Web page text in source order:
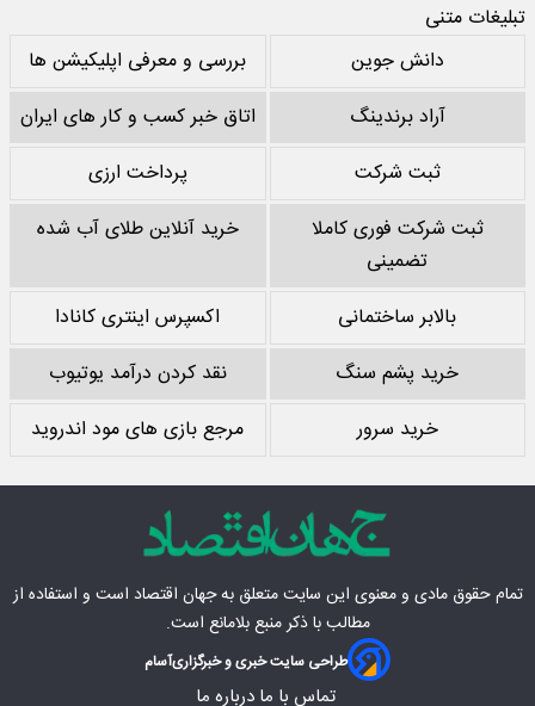
تبلیغات متنی
دانش جوین
بررسی و معرفی اپلیکیشن ها
آراد برندینگ
اتاق خبر کسب و کار های ایران
ثبت شرکت
پرداخت ارزی
ثبت شرکت فوری کاملا
تضمینی
خرید آنلاین طلای آب شده
بالابر ساختمانی
اکسپرس اینتری کانادا
خرید پشم سنگ
نقد کردن درآمد یوتیوب
خرید سرور
مرجع بازی های مود اندروید
تمام حقوق مادی‌ و معنوی این سایت متعلق بهجهان اقتصاد است و استفاده از
مطالب با ذکر منبع بلامانع است.
طراحی سایت خبری و خبرگزاریآسام
تماس با ما درباره ما